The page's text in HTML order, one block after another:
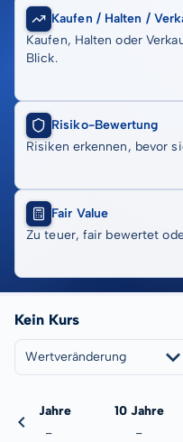
Kaufen / Halten /
Kaufen, Halten oder
Blick.
Risiko-Bewertung
Risiken erkennen, bevor
Fair Value
Zu teuer, fair bewertet
Kein Kurs
Wertveränderung
5 Jahre
-
10 Jahre
-